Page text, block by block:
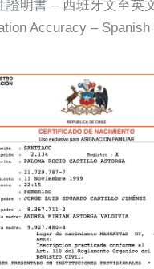
證明書 – 西班牙文至英
Accuracy – Spanish